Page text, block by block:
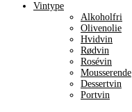
Vintype
Alkoholfri
Olivenolie
Hvidvin
Rødvin
Rosévin
Mousserende
Dessertvin
Portvin